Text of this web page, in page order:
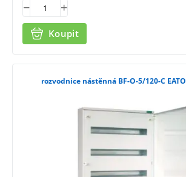
Koupit
rozvodnice nástěnná BF-O-5/120-C